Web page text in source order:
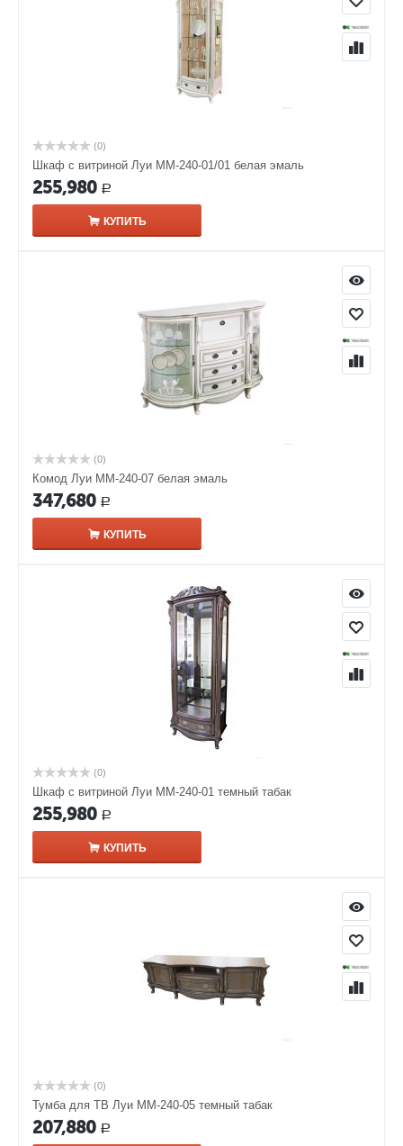
(0)
Шкаф с витриной Луи ММ-240-01/01 белая эмаль
255,980 Р
КУПИТЬ
(0)
Комод Луи ММ-240-07 белая эмаль
347,680 Р
КУПИТЬ
(0)
Шкаф с витриной Луи ММ-240-01 темный табак
255,980 Р
КУПИТЬ
(0)
Тумба для ТВ Луи ММ-240-05 темный табак
207,880 Р